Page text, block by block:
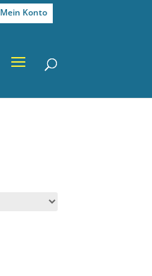
Mein Konto